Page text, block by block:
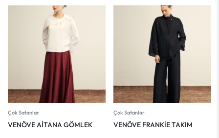
Çok Satanlar
VENÖVE AİTANA GÖMLEK
Çok Satanlar
VENÖVE FRANKİE TAKIM